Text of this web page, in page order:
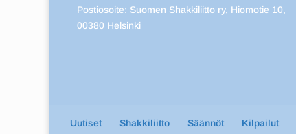
Postiosoite: Suomen Shakkiliitto ry, Hiomotie 10,
00380 Helsinki
Uutiset Shakkiliitto Säännöt Kilpailut